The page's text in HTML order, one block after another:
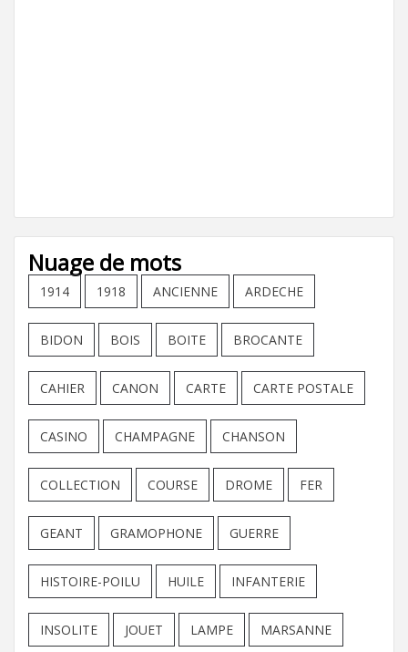
Nuage de mots
1914 1918 ANCIENNE ARDECHE
BIDON BOIS BOITE BROCANTE
CAHIER CANON CARTE CARTE POSTALE
CASINO CHAMPAGNE CHANSON
COLLECTION COURSE DROME FER
GEANT GRAMOPHONE GUERRE
HISTOIRE-POILU HUILE INFANTERIE
INSOLITE JOUET LAMPE MARSANNE